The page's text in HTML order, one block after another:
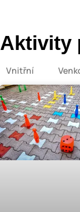
Aktivity
Vnitřní